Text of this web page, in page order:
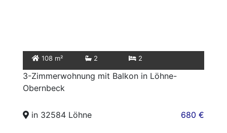
108 m² 2 2
3-Zimmerwohnung mit Balkon in Löhne-
Obernbeck
in 32584 Löhne 680 €